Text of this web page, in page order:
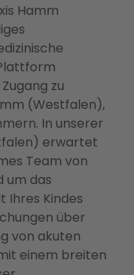
Hamm
zu
(Westfalen),
In unserer
erwartet
Team von
um das
Ihres Kindes
über
von akuten
einem breiten